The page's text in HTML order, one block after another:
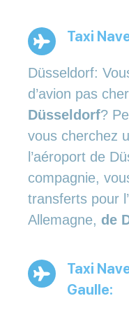
Taxi
Düsseldorf:
d’avion pas cher
Düsseldorf?
vous cherchez
l’aéroport de
compagnie,
transferts pour
Allemagne, de
Taxi
Gaulle: